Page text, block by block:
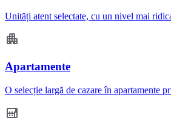
Unități atent selectate, cu un nivel mai
Apartamente
O selecție largă de cazare în apartamente